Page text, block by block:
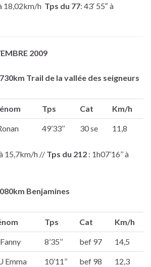
18,02km/h Tps du 77: 43′ 55″ à
2009
Trail de la vallée des seigneurs
Tps Cat Km/h
49’33’’ 30 se 11,8
à 15,7km/h // Tps du 212 : 1h07’16’’ à
Benjamines
Tps Cat Km/h
8’35’’ bef 97 14,5
Emma 10’11’’ bef 98 12,3